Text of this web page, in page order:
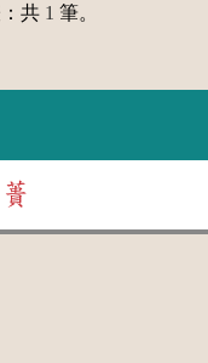
共 1 筆。
蕢